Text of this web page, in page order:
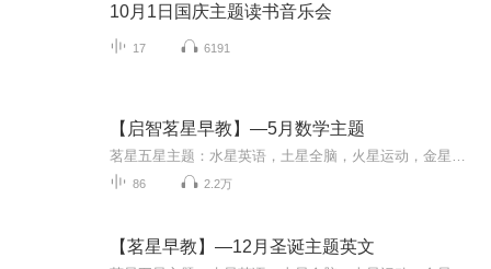
10月1日国庆主题读书音乐会
17 6191
【启智茗星早教】—5月数学主题
86 2.2万
【茗星早教】—12月圣诞主题英文